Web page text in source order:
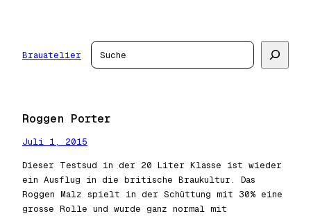
Brauatelier
Suchen
Roggen Porter
Juli 1, 2015
Dieser Testsud in der 20 Liter Klasse ist wieder
ein Ausflug in die britische Braukultur. Das
Roggen Malz spielt in der Schüttung mit 30% eine
grosse Rolle und wurde ganz normal mit